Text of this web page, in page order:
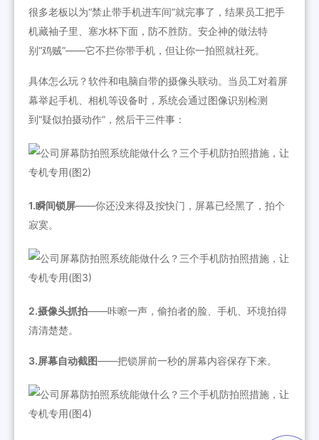
很多老板以为“禁止带手机进车间”就完事了，结果员工把手
机藏袖子里、塞水杯下面，防不胜防。安企神的做法特
别“鸡贼”——它不拦你带手机，但让你一拍照就社死。
具体怎么玩？软件和电脑自带的摄像头联动。当员工对着屏
幕举起手机、相机等设备时，系统会通过图像识别检测
到“疑似拍摄动作”，然后干三件事：
1.瞬间锁屏——你还没来得及按快门，屏幕已经黑了，拍个
寂寞。
2.摄像头抓拍——咔嚓一声，偷拍者的脸、手机、环境拍得
清清楚楚。
3.屏幕自动截图——把锁屏前一秒的屏幕内容保存下来。